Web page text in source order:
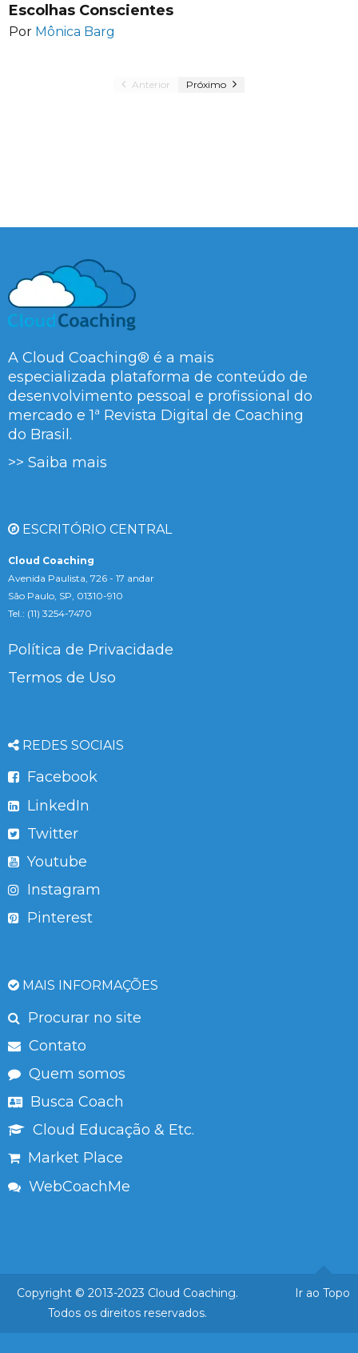
Escolhas Conscientes
Por Mônica Barg
Anterior Próximo
A Cloud Coaching® é a mais
especializada plataforma de conteúdo de
desenvolvimento pessoal e profissional do
mercado e 1ª Revista Digital de Coaching
do Brasil.
>> Saiba mais
ESCRITÓRIO CENTRAL
Cloud Coaching
Avenida Paulista, 726 - 17 andar
São Paulo, SP, 01310-910
Tel.: (11) 3254-7470
Política de Privacidade
Termos de Uso
REDES SOCIAIS
Facebook
LinkedIn
Twitter
Youtube
Instagram
Pinterest
MAIS INFORMAÇÕES
Procurar no site
Contato
Quem somos
Busca Coach
Cloud Educação & Etc.
Market Place
WebCoachMe
Ir ao Topo
Copyright © 2013-2023 Cloud Coaching.
Todos os direitos reservados.